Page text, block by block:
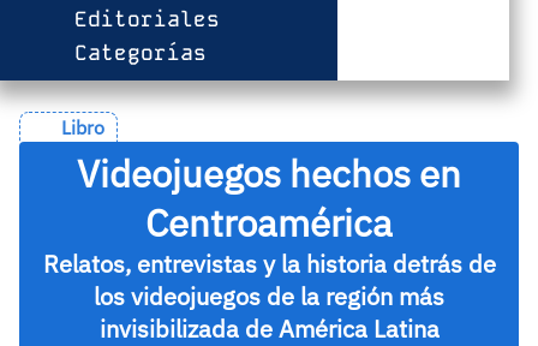
Editoriales
Categorías
Libro
Videojuegos hechos en
Centroamérica
Relatos, entrevistas y la historia detrás de
los videojuegos de la región más
invisibilizada de América Latina